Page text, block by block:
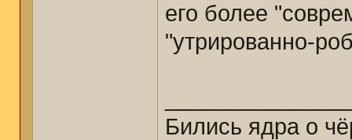
его более
"утрированно-
Бились ядра о